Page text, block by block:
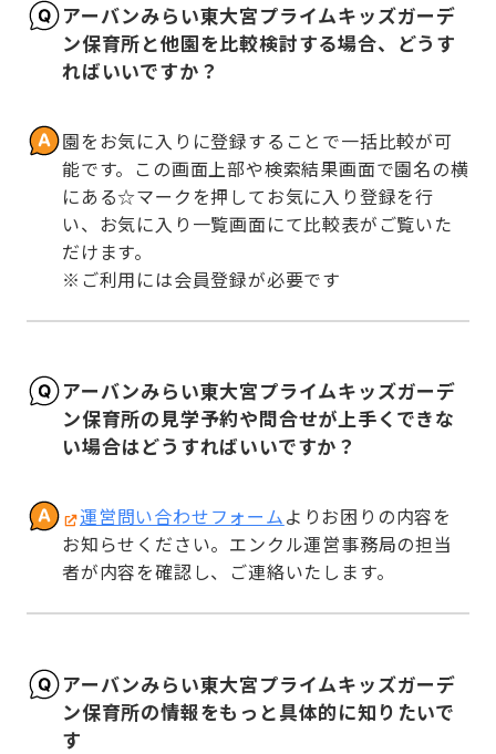
アーバンみらい東大宮プライムキッズガーデ
ン保育所と他園を比較検討する場合、どうす
ればいいですか？
園をお気に入りに登録することで一括比較が可
能です。この画面上部や検索結果画面で園名の横
にある☆マークを押してお気に入り登録を行
い、お気に入り一覧画面にて比較表がご覧いた
だけます。
※ご利用には会員登録が必要です
アーバンみらい東大宮プライムキッズガーデ
ン保育所の見学予約や問合せが上手くできな
い場合はどうすればいいですか？
運営問い合わせフォームよりお困りの内容を
お知らせください。エンクル運営事務局の担当
者が内容を確認し、ご連絡いたします。
アーバンみらい東大宮プライムキッズガーデ
ン保育所の情報をもっと具体的に知りたいで
す